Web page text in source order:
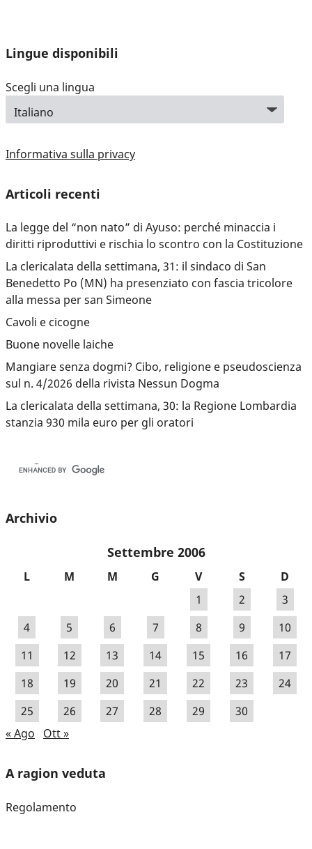
Lingue disponibili
Scegli una lingua
Informativa sulla privacy
Articoli recenti
La legge del “non nato” di Ayuso: perché minaccia i
diritti riproduttivi e rischia lo scontro con la Costituzione
La clericalata della settimana, 31: il sindaco di San
Benedetto Po (MN) ha presenziato con fascia tricolore
alla messa per san Simeone
Cavoli e cicogne
Buone novelle laiche
Mangiare senza dogmi? Cibo, religione e pseudoscienza
sul n. 4/2026 della rivista Nessun Dogma
La clericalata della settimana, 30: la Regione Lombardia
stanzia 930 mila euro per gli oratori
Archivio
Settembre 2006
L M M G V S
D
1
2
3
4
5 6 7 8 9
10
11
12 13 14 15 16
17
18
19 20 21 22 23
24
25
26 27 28 29
30
« Ago
Ott »
A ragion veduta
Regolamento